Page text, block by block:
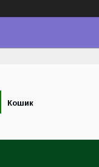
Кошик